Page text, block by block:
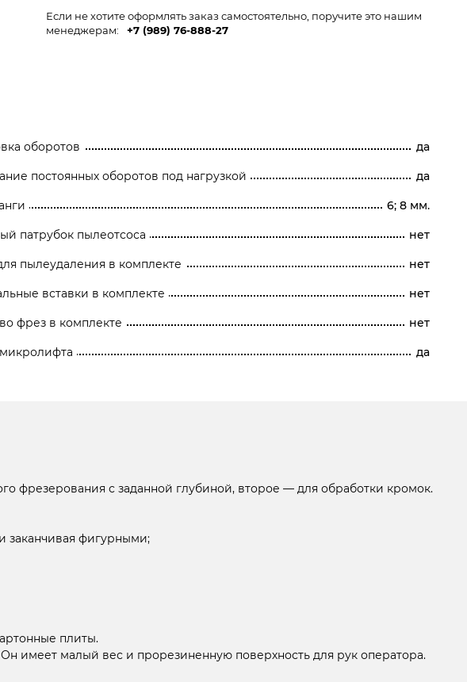
Если не хотите оформлять заказ самостоятельно, поручите это нашим
менеджерам:
+7 (989) 76-888-27
оборотов да
постоянных оборотов под нагрузкой да
6; 8 мм.
патрубок пылеотсоса нет
пылеудаления в комплекте нет
вставки в комплекте нет
фрез в комплекте нет
да
фрезерования с заданной глубиной, второе — для обработки кромок.
заканчивая фигурными;
плиты.
имеет малый вес и прорезиненную поверхность для рук оператора.